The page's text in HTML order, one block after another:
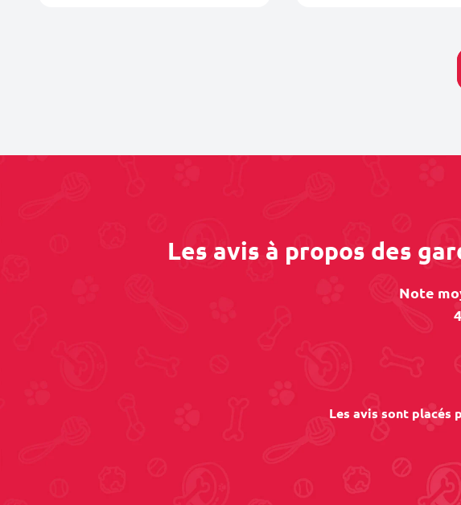
Les avis à propos des
Note
Les avis sont placés